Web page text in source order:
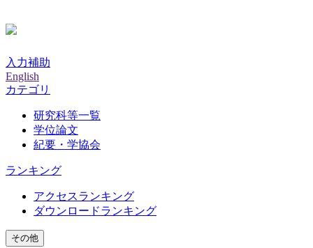
入力補助
English
カテゴリ
研究科等一覧
学位論文
紀要・学協会
ランキング
アクセスランキング
ダウンロードランキング
その他